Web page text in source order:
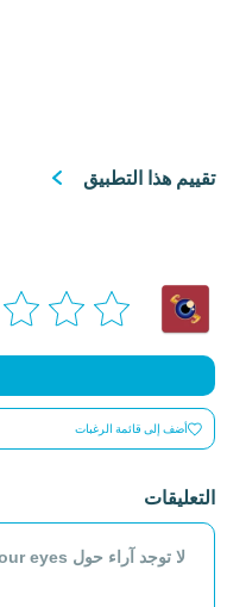
تقييم هذا التطبيق
أضف إلى قائمة الرغبات
التعليقات